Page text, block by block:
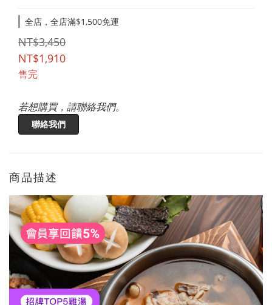
全店，全店滿$1,500免運
NT$3,450
NT$1,910
售完
若想購買，請聯絡我們。
聯絡我們
商品描述